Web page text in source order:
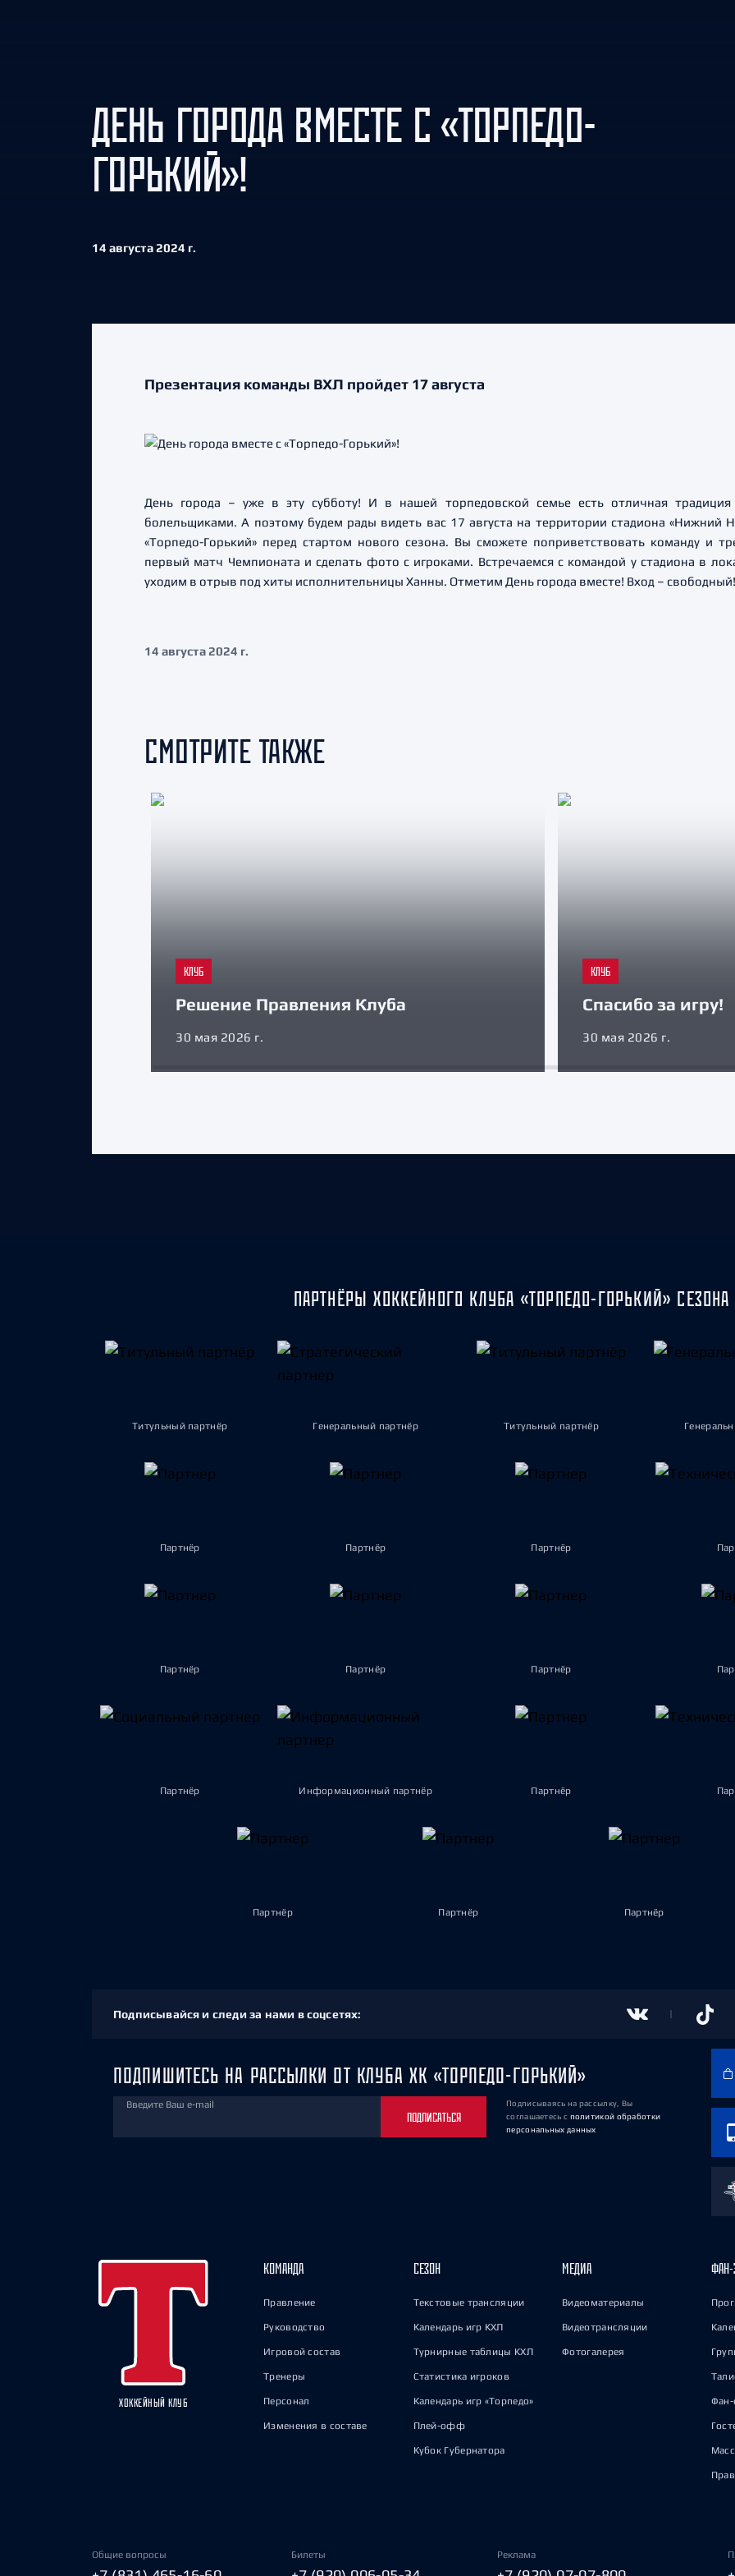
ДЕНЬ ГОРОДА ВМЕСТЕ С «ТОРПЕДО-
ГОРЬКИЙ»!
14 августа 2024 г.
Презентация команды ВХЛ пройдет 17 августа
День города – уже в эту субботу! И в нашей торпедовской семье есть отличная традиция
болельщиками. А поэтому будем рады видеть вас 17 августа на территории стадиона «Нижний
«Торпедо-Горький» перед стартом нового сезона. Вы сможете поприветствовать команду и
первый матч Чемпионата и сделать фото с игроками. Встречаемся с командой у стадиона в
уходим в отрыв под хиты исполнительницы Ханны. Отметим День города вместе! Вход – свободный!
14 августа 2024 г.
СМОТРИТЕ ТАКЖЕ
КЛУБ
Решение Правления Клуба
30 мая 2026 г.
КЛУБ
Спасибо за игру!
30 мая 2026 г.
ПАРТНЁРЫ ХОККЕЙНОГО КЛУБА «ТОРПЕДО-ГОРЬКИЙ» СЕЗОНА
Титульный партнёр Генеральный партнёр Титульный партнёр
Партнёр Партнёр Партнёр
Партнёр Партнёр Партнёр
Партнёр Информационный партнёр Партнёр
Партнёр Партнёр Партнёр
Подписывайся и следи за нами в соцсетях:
ПОДПИШИТЕСЬ НА РАССЫЛКИ ОТ КЛУБА ХК «ТОРПЕДО-ГОРЬКИЙ»
Введите Ваш e-mail
ПОДПИСАТЬСЯ
Подписываясь на рассылку, Вы
соглашаетесь с политикой обработки
персональных данных
ХОККЕЙНЫЙ КЛУБ
КОМАНДА
Правление
Руководство
Игровой состав
Тренеры
Персонал
Изменения в составе
СЕЗОН
Текстовые трансляции
Календарь игр КХЛ
Турнирные таблицы КХЛ
Статистика игроков
Календарь игр «Торпедо»
Плей-офф
Кубок Губернатора
МЕДИА
Видеоматериалы
Видеотрансляции
Фотогалерея
ФАН-
Фан-
Общие вопросы Билеты Реклама